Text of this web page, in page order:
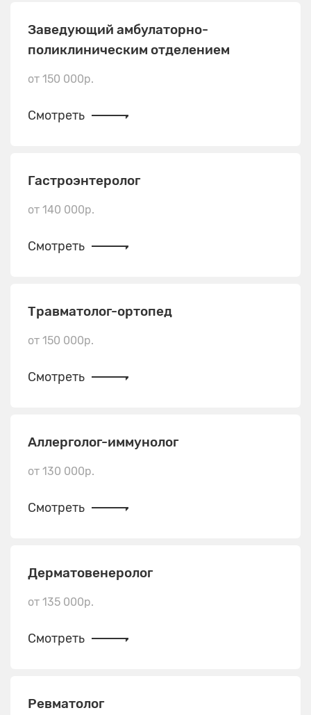
Заведующий амбулаторно-
поликлиническим отделением
от 150 000р.
Смотреть
Гастроэнтеролог
от 140 000р.
Смотреть
Травматолог-ортопед
от 150 000р.
Смотреть
Аллерголог-иммунолог
от 130 000р.
Смотреть
Дерматовенеролог
от 135 000р.
Смотреть
Ревматолог